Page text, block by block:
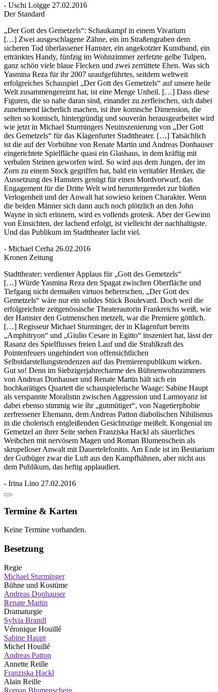
- Uschi Loigge 27.02.2016
Der Standard
„Der Gott des Gemetzels“: Schaukampf in einem Vivarium
[…] Zwei ausgeschlagene Zähne, ein im Straßengraben dem
sicheren Tod überlassener Hamster, ein angekotzter Kunstband, ein
ertränktes Handy, fünfzig im Wohnzimmer zerfetzte gelbe Tulpen,
ganz schön viele blaue Flecken und zwei zerrüttete Ehen. Was sich
Yasmina Reza für ihr 2007 uraufgeführtes, seitdem weltweit
erfolgreiches Schauspiel „Der Gott des Gemetzels“ auf unsere heile
Welt zusammengereimt hat, ist eine Menge Unheil. […] Dass diese
Figuren, die so nahe daran sind, einander zu zerfleischen, sich dabei
zunehmend lächerlich machen, ist ihre komische Dimension, die
selten so komisch, hintergründig und souverän herausgearbeitet wird
wie jetzt in Michael Sturmingers Neuinszenierung von „Der Gott
des Gemetzels“ für das Klagenfurter Stadttheater. […] Tatsächlich
ist die auf der Vorbühne von Renate Martin und Andreas Donhauser
eingerichtete Spielfläche quasi ein Glashaus, in dem kräftig mit
verbalen Steinen geworfen wird. So wird aus dem Jungen, der im
Zorn zu einem Stock gegriffen hat, bald ein veritabler Henker, die
Aussetzung des Hamsters genügt für einen Mordvorwurf, das
Engagement für die Dritte Welt wird heruntergeredet zur bloßen
Verlogenheit und der Anwalt hat sowieso keinen Charakter. Wenn
die beiden Männer sich dann auch noch plötzlich an den John
Wayne in sich erinnern, wird es vollends grotesk. Aber der Gewinn
von Einsichten, der lachend erfolgt, ist vielleicht der nachhaltigste.
Und das Publikum im Stadttheater lacht viel.
- Michael Cerha 26.02.2016
Kronen Zeitung
Stadttheater: verdienter Applaus für „Gott des Gemetzels“
[…] Würde Yasmina Reza den Spagat zwischen Oberfläche und
Tiefgang nicht dermaßen virtuos beherrschen, „Der Gott des
Gemetzels“ wäre nur ein solides Stück Boulevard. Doch weil die
erfolgreichste zeitgenössische Theaterautorin Frankreichs weiß, wie
der Hamster den Gutmenschen metzelt, war die Premiere göttlich.
[…] Regisseur Michael Sturminger, der in Klagenfurt bereits
„Amphitryon“ und „Giulio Cesare in Egitto“ inszeniert hat, lässt der
Rasanz des Spielflusses freien Lauf und die Strahlkraft des
Pointenfeuers ungehindert von offensichtlichen
Selbstdarstellungstendenzen auf das Premierenpublikum wirken.
Gut so! Denn im Siebzigerjahrecharme des Bühnenwohnzimmers
von Andreas Donhauser und Renate Martin hält sich ein
hochkarätiges Quartett die schauspielerische Waage: Sabine Haupt
als verspannte Moralistin zwischen Aggression und Larmoyanz ist
dabei ebenso stimmig wie ihr „gutmütiger“, von Nagetierphobie
zerfressener Ehemann, dem Andreas Patton diabolischen Nihilismus
in die cholerisch entgleißenden Gesichtszüge meißelt. Kongenial im
Gemetzel an ihrer Seite stehen Franziska Hackl als säuerliches
Weibchen mit nervösem Magen und Roman Blumenschein als
skrupelloser Anwalt mit Dauertelefonitis. Am Ende ist im Bestiarium
der Gutbüger zwar die Luft aus den Kampfhähnen, aber nicht aus
dem Publikum, das heftig applaudiert.
- Irina Lino 27.02.2016
Termine & Karten
Keine Termine vorhanden.
Besetzung
Regie
Michael Sturminger
Bühne und Kostüme
Andreas Donhauser
Renate Martin
Dramaturgie
Sylvia Brandl
Véronique Houillé
Sabine Haupt
Michel Houillé
Andreas Patton
Annette Reille
Franziska Hackl
Alain Reille
Roman Blumenschein